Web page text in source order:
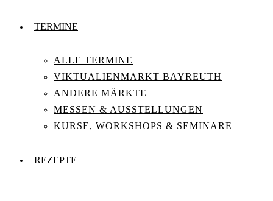
TERMINE
ALLE TERMINE
VIKTUALIENMARKT BAYREUTH
ANDERE MÄRKTE
MESSEN & AUSSTELLUNGEN
KURSE, WORKSHOPS & SEMINARE
REZEPTE